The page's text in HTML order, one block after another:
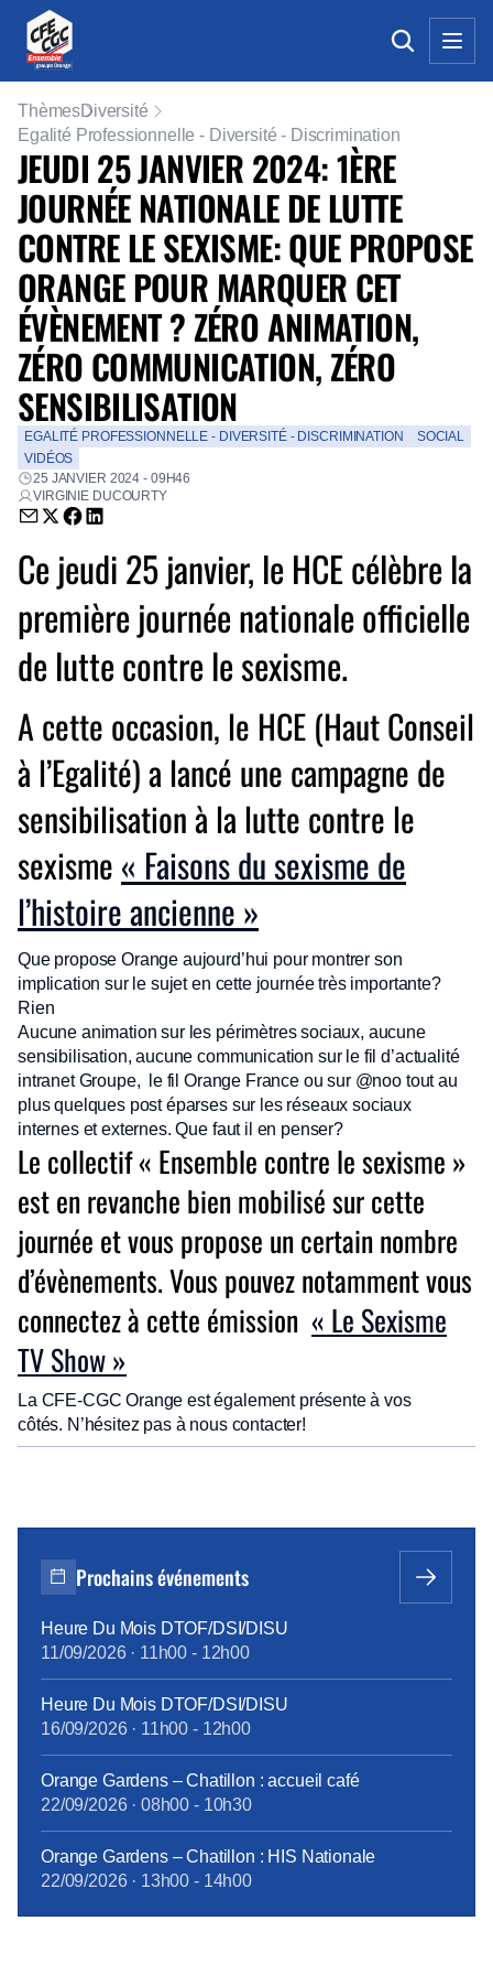
ThèmesDiversité
Egalité Professionnelle - Diversité - Discrimination
JEUDI 25 JANVIER 2024: 1ÈRE
JOURNÉE NATIONALE DE LUTTE
CONTRE LE SEXISME: QUE PROPOSE
ORANGE POUR MARQUER CET
ÉVÈNEMENT ? ZÉRO ANIMATION,
ZÉRO COMMUNICATION, ZÉRO
SENSIBILISATION
EGALITÉ PROFESSIONNELLE - DIVERSITÉ - DISCRIMINATION
SOCIAL
VIDÉOS
25 JANVIER 2024 - 09H46
VIRGINIE DUCOURTY
Envoyer par email (nouvelle fenêtre)
Partager sur Twitter (nouvelle fenêtre)
Partager sur Facebook (nouvelle fenêtre)
Partager sur LinkedIn (nouvelle fenêtre)
Ce jeudi 25 janvier, le HCE célèbre la
première journée nationale officielle
de lutte contre le sexisme.
A cette occasion, le HCE (Haut Conseil
à l’Egalité) a lancé une campagne de
sensibilisation à la lutte contre le
sexisme « Faisons du sexisme de
l’histoire ancienne »
Que propose Orange aujourd’hui pour montrer son
implication sur le sujet en cette journée très importante?
Rien
Aucune animation sur les périmètres sociaux, aucune
sensibilisation, aucune communication sur le fil d’actualité
intranet Groupe, le fil Orange France ou sur @noo tout au
plus quelques post éparses sur les réseaux sociaux
internes et externes. Que faut il en penser?
Le collectif « Ensemble contre le sexisme »
est en revanche bien mobilisé sur cette
journée et vous propose un certain nombre
d’évènements. Vous pouvez notamment vous
connectez à cette émission « Le Sexisme
TV Show »
La CFE-CGC Orange est également présente à vos
côtés. N’hésitez pas à nous contacter!
Prochains événements
Heure Du Mois DTOF/DSI/DISU
11/09/2026· 11h00 - 12h00
Heure Du Mois DTOF/DSI/DISU
16/09/2026· 11h00 - 12h00
Orange Gardens – Chatillon : accueil café
22/09/2026· 08h00 - 10h30
Orange Gardens – Chatillon : HIS Nationale
22/09/2026· 13h00 - 14h00